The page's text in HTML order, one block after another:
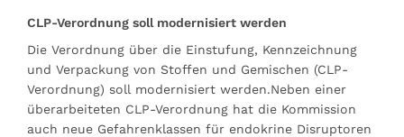
CLP-Verordnung soll modernisiert werden
Die Verordnung über die Einstufung, Kennzeichnung
und Verpackung von Stoffen und Gemischen (CLP-
Verordnung) soll modernisiert werden.Neben einer
überarbeiteten CLP-Verordnung hat die Kommission
auch neue Gefahrenklassen für endokrine Disruptoren